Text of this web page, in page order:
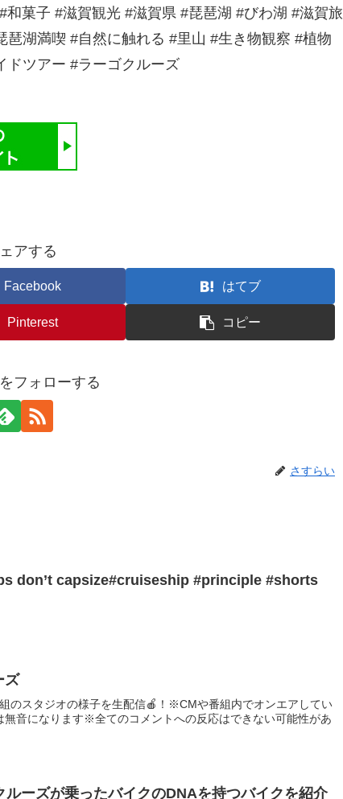
菓子 #滋賀観光 #滋賀県 #琵琶湖 #びわ湖 #滋賀旅
湖満喫 #自然に触れる #里山 #生き物観察 #植物
ドツアー #ラーゴクルーズ
アする
Facebook はてブ
Pinterest コピー
フォローする
さすらい
don’t capsize#cruiseship #principle #shorts
ズ
のスタジオの様子を生配信🍎！※CMや番組内でオンエアしてい
音になります※全てのコメントへの反応はできない可能性があ
ルーズが乗ったバイクのDNAを持つバイクを紹介